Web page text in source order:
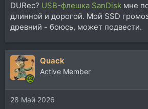
DURec? USB-флешка SanDisk мне
длинной и дорогой. Мой SSD
древний - боюсь, может подвести.
Quack
Active Member
28 Май 2026